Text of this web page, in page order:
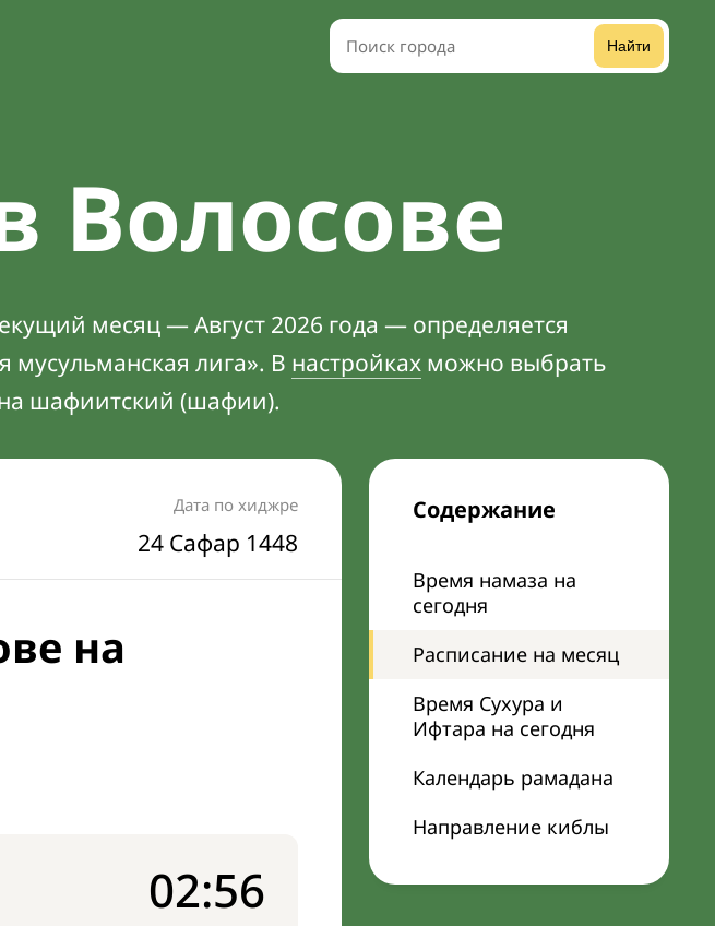
Найти
Волосове
месяц — Август 2026 года — определяется
мусульманская лига». В настройках можно выбрать
шафиитский (шафии).
Содержание
Время намаза на
сегодня
Расписание на месяц
Время Сухура и
Ифтара на сегодня
Календарь рамадана
Направление киблы
Дата по хиджре
24 Сафар 1448
на
02:56